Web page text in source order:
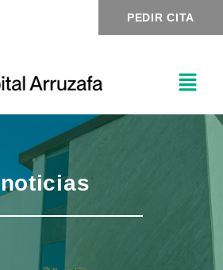
PEDIR CITA
noticias